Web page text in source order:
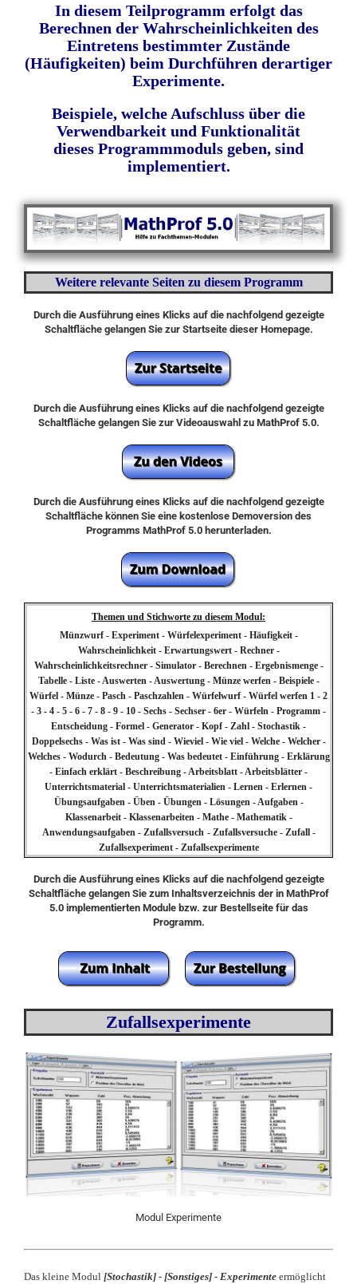
In diesem Teilprogramm erfolgt das
Berechnen der Wahrscheinlichkeiten des
Eintretens bestimmter Zustände
(Häufigkeiten) beim Durchführen derartiger
Experimente.
Beispiele, welche Aufschluss über die
Verwendbarkeit und Funktionalität
dieses Programmmoduls geben, sind
implementiert.
Weitere relevante Seiten zu diesem Programm
Durch die Ausführung eines Klicks auf die nachfolgend gezeigte
Schaltfläche gelangen Sie zur Startseite dieser Homepage.
Durch die Ausführung eines Klicks auf die nachfolgend gezeigte
Schaltfläche gelangen Sie zur Videoauswahl zu MathProf 5.0.
Durch die Ausführung eines Klicks auf die nachfolgend gezeigte
Schaltfläche können Sie eine kostenlose Demoversion des
Programms MathProf 5.0 herunterladen.
Themen und Stichworte zu diesem Modul:
Münzwurf - Experiment - Würfelexperiment - Häufigkeit -
Wahrscheinlichkeit - Erwartungswert - Rechner -
Wahrscheinlichkeitsrechner - Simulator - Berechnen - Ergebnismenge -
Tabelle - Liste - Auswerten - Auswertung - Münze werfen - Beispiele -
Würfel - Münze - Pasch - Paschzahlen - Würfelwurf - Würfel werfen 1 - 2
- 3 - 4 - 5 - 6 - 7 - 8 - 9 - 10 - Sechs - Sechser - 6er - Würfeln - Programm -
Entscheidung - Formel - Generator - Kopf - Zahl - Stochastik -
Doppelsechs - Was ist - Was sind - Wieviel - Wie viel - Welche - Welcher -
Welches - Wodurch - Bedeutung - Was bedeutet - Einführung - Erklärung
- Einfach erklärt - Beschreibung - Arbeitsblatt - Arbeitsblätter -
Unterrichtsmaterial - Unterrichtsmaterialien - Lernen - Erlernen -
Übungsaufgaben - Üben - Übungen - Lösungen - Aufgaben -
Klassenarbeit - Klassenarbeiten - Mathe - Mathematik -
Anwendungsaufgaben - Zufallsversuch - Zufallsversuche - Zufall -
Zufallsexperiment - Zufallsexperimente
Durch die Ausführung eines Klicks auf die nachfolgend gezeigte
Schaltfläche gelangen Sie zum Inhaltsverzeichnis der in MathProf
5.0 implementierten Module bzw. zur Bestellseite für das
Programm.
Zufallsexperimente
Modul Experimente
Das kleine Modul [Stochastik] - [Sonstiges] - Experimente ermöglicht